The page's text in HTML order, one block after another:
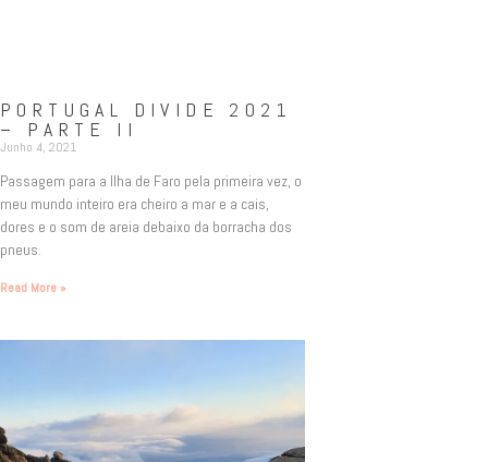
PORTUGAL DIVIDE 2021
– PARTE II
Junho 4, 2021
Passagem para a Ilha de Faro pela primeira vez, o
meu mundo inteiro era cheiro a mar e a cais,
dores e o som de areia debaixo da borracha dos
pneus.
Read More »